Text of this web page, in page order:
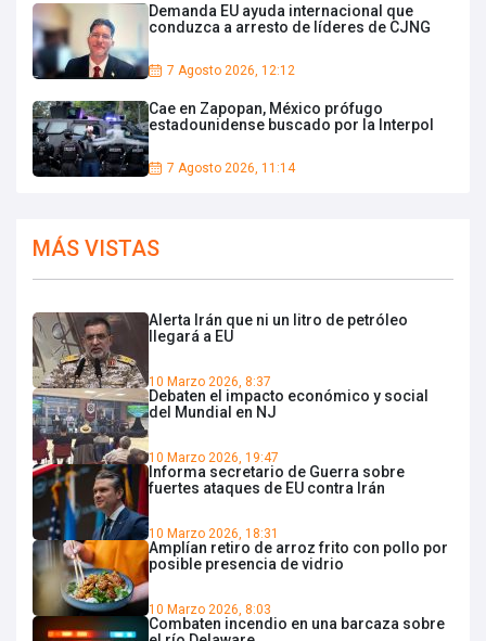
Demanda EU ayuda internacional que
conduzca a arresto de líderes de CJNG
7 Agosto 2026, 12:12
Cae en Zapopan, México prófugo
estadounidense buscado por la Interpol
7 Agosto 2026, 11:14
MÁS VISTAS
Alerta Irán que ni un litro de petróleo
llegará a EU
10 Marzo 2026, 8:37
Debaten el impacto económico y social
del Mundial en NJ
10 Marzo 2026, 19:47
Informa secretario de Guerra sobre
fuertes ataques de EU contra Irán
10 Marzo 2026, 18:31
Amplían retiro de arroz frito con pollo por
posible presencia de vidrio
10 Marzo 2026, 8:03
Combaten incendio en una barcaza sobre